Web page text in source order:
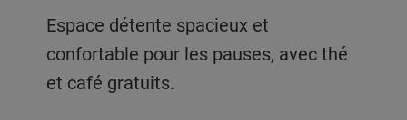
Espace détente spacieux et
confortable pour les pauses, avec thé
et café gratuits.